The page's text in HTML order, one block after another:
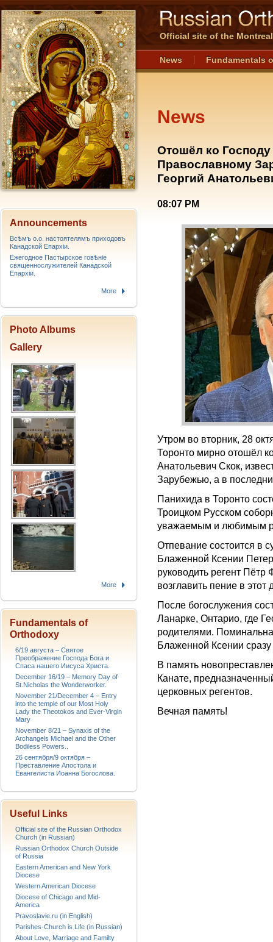
Official site of the
News Fundamentals
News
Отошёл ко
Православному
Георгий
08:07 PM
Утром во вторник, 28
Торонто мирно отошёл
Анатольевич Скок,
Зарубежью, а в
Панихида в Торонто
Троицком Русском
уважаемым и любимым
Отпевание состоится в
Блаженной Ксении
руководить регент
возглавить пение в этот
После богослужения
Ланарке, Онтарио, где
родителями.
Блаженной Ксении
В память
Канате,
церковных регентов.
Вечная память!
Announcements
Всѣмъ о.о. настоятелямъ приходовъ
Канадской Епархiи.
Ежегодное Пастырское говѣніе
священнослужителей Канадской
Епархіи.
More
Photo Albums
Gallery
More
Fundamentals of
Orthodoxy
6/19 августа – Святое
Преображение Господа Бога и
Спаса нашего Иисуса Христа.
December 16/19 – Memory Day of
St.Nicholas the Wonderworker.
November 21/December 4 – Entry
into the temple of our Most Holy
Lady the Theotokos and Ever-Virgin
Mary
November 8/21 – Synaxis of the
Archangels Michael and the Other
Bodiless Powers..
26 сентября/9 октября –
Преставление Апостола и
Евангелиста Иоанна Богослова.
Useful Links
Official site of the Russian Orthodox
Church (in Russian)
Russian Orthodox Church Outside
of Russia
Eastern American and New York
Diocese
Western American Diocese
Diocese of Chicago and Mid-
America
Pravoslavie.ru (in English)
Parishes-Church is Life (in Russian)
About Love, Marriage and Familty